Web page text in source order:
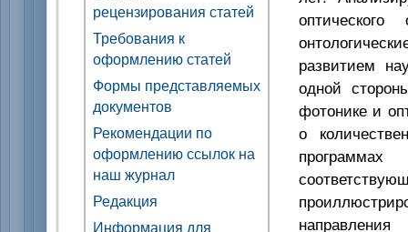
рецензирования статей
Требования к
оформлению статей
Формы представляемых
документов
Рекомендации по
оформлению ссылок на
наш журнал
Редакция
Информация для
развитием
одной
фотонике и
о